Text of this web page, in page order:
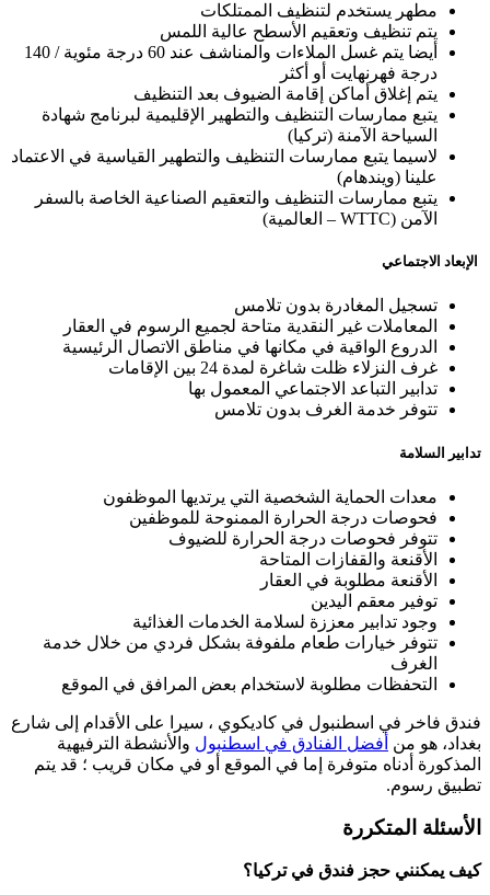
مطهر يستخدم لتنظيف الممتلكات
يتم تنظيف وتعقيم الأسطح عالية اللمس
أيضا يتم غسل الملاءات والمناشف عند 60 درجة مئوية / 140
درجة فهرنهايت أو أكثر
يتم إغلاق أماكن إقامة الضيوف بعد التنظيف
يتبع ممارسات التنظيف والتطهير الإقليمية لبرنامج شهادة
السياحة الآمنة (تركيا)
لاسيما يتبع ممارسات التنظيف والتطهير القياسية في الاعتماد
علينا (ويندهام)
يتبع ممارسات التنظيف والتعقيم الصناعية الخاصة بالسفر
الآمن (WTTC – العالمية)
الإبعاد الاجتماعي
تسجيل المغادرة بدون تلامس
المعاملات غير النقدية متاحة لجميع الرسوم في العقار
الدروع الواقية في مكانها في مناطق الاتصال الرئيسية
غرف النزلاء ظلت شاغرة لمدة 24 بين الإقامات
تدابير التباعد الاجتماعي المعمول بها
تتوفر خدمة الغرف بدون تلامس
تدابير السلامة
معدات الحماية الشخصية التي يرتديها الموظفون
فحوصات درجة الحرارة الممنوحة للموظفين
تتوفر فحوصات درجة الحرارة للضيوف
الأقنعة والقفازات المتاحة
الأقنعة مطلوبة في العقار
توفير معقم اليدين
وجود تدابير معززة لسلامة الخدمات الغذائية
تتوفر خيارات طعام ملفوفة بشكل فردي من خلال خدمة
الغرف
التحفظات مطلوبة لاستخدام بعض المرافق في الموقع
فندق فاخر في اسطنبول في كاديكوي ، سيرا على الأقدام إلى شارع
بغداد، هو من أفضل الفنادق في اسطنبول والأنشطة الترفيهية
المذكورة أدناه متوفرة إما في الموقع أو في مكان قريب ؛ قد يتم
تطبيق رسوم.
الأسئلة المتكررة
كيف يمكنني حجز فندق في تركيا؟